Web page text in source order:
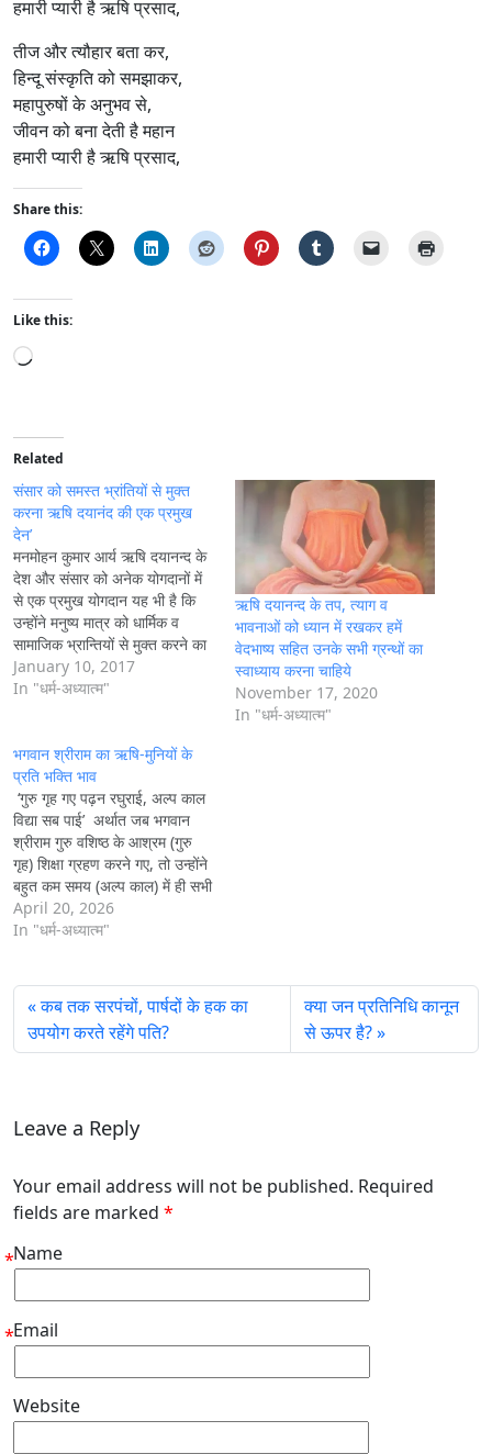
हमारी प्यारी है ऋषि प्रसाद,
तीज और त्यौहार बता कर,
हिन्दू संस्कृति को समझाकर,
महापुरुषों के अनुभव से,
जीवन को बना देती है महान
हमारी प्यारी है ऋषि प्रसाद,
Share this:
Like this:
L
d
i
n
g
…
Related
संसार को समस्त भ्रांतियों से मुक्त
करना ऋषि दयानंद की एक प्रमुख
देन’
मनमोहन कुमार आर्य ऋषि दयानन्द के
देश और संसार को अनेक योगदानों में
से एक प्रमुख योगदान यह भी है कि
उन्होंने मनुष्य मात्र को धार्मिक व
सामाजिक भ्रान्तियों से मुक्त करने का
प्रयत्न किया और सभी मिथ्या विश्वासों
का परिचय देकर उनके सत्य व यथार्थ
January 10, 2017
In "धर्म-अध्यात्म"
ऋषि दयानन्द के तप, त्याग व
भावनाओं को ध्यान में रखकर हमें
वेदभाष्य सहित उनके सभी ग्रन्थों का
स्वाध्याय करना चाहिये
November 17, 2020
In "धर्म-अध्यात्म"
भगवान श्रीराम का ऋषि-मुनियों के
प्रति भक्ति भाव
‘गुरु गृह गए पढ़न रघुराई, अल्प काल
विद्या सब पाई’ अर्थात जब भगवान
श्रीराम गुरु वशिष्ठ के आश्रम (गुरु
गृह) शिक्षा ग्रहण करने गए, तो उन्होंने
बहुत कम समय (अल्प काल) में ही सभी
तरह की विद्या और ज्ञान प्राप्त कर
लिया। यह सच्चे मन से गुरु की शरण
April 20, 2026
In "धर्म-अध्यात्म"
कब तक सरपंचों, पार्षदों के हक का
उपयोग करते रहेंगे पति?
क्या जन प्रतिनिधि कानून
से ऊपर है?
Leave a Reply
Your email address will not be published. Required
fields are marked *
Name
*
Email
*
Website